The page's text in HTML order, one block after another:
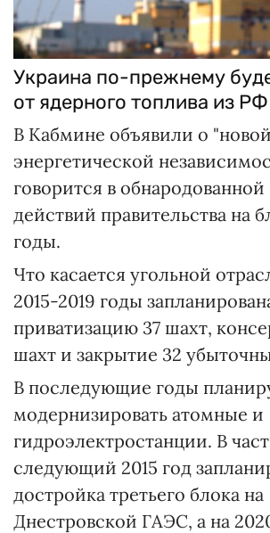
Украина по-прежнему
от ядерного топлива из РФ
В Кабмине объявили о
энергетической
говорится в
действий правительства на
годы.
Что касается угольной
2015-2019 годы
приватизацию 37 шахт,
шахт и закрытие 32
В последующие годы
модернизировать атомные и
гидроэлектростанции. В
следующий 2015 год
достройка третьего блока на
Днестровской ГАЭС, а на